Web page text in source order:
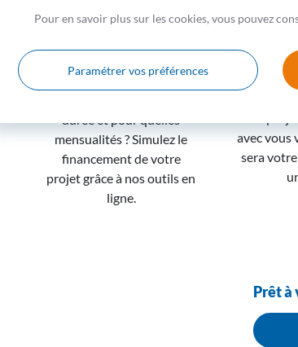
Préparez votre projet
Combien puis-je
mensualités ? Simulez le
financement de votre
projet grâce à nos outils en
ligne.
avec vous
sera
Prêt à
Pour en savoir plus sur les cookies, vous pouvez
Paramétrer vos préférences